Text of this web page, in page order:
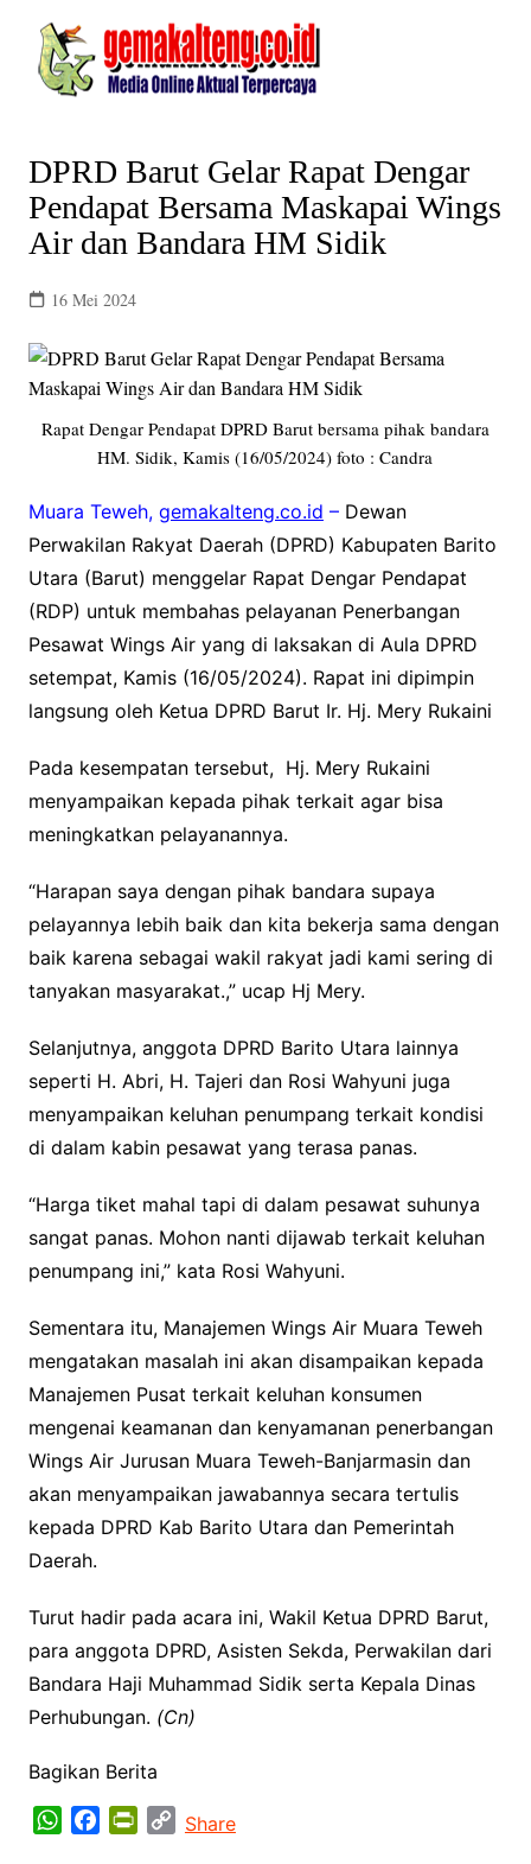
content
DPRD Barut Gelar Rapat Dengar
Pendapat Bersama Maskapai Wings
Air dan Bandara HM Sidik
16 Mei 2024
Rapat Dengar Pendapat DPRD Barut bersama pihak bandara
HM. Sidik, Kamis (16/05/2024) foto : Candra
Muara Teweh, gemakalteng.co.id –Dewan
Perwakilan Rakyat Daerah (DPRD) Kabupaten Barito
Utara (Barut) menggelar Rapat Dengar Pendapat
(RDP) untuk membahas pelayanan Penerbangan
Pesawat Wings Air yang di laksakan di Aula DPRD
setempat, Kamis (16/05/2024). Rapat ini dipimpin
langsung oleh Ketua DPRD Barut Ir. Hj. Mery Rukaini
Pada kesempatan tersebut, Hj. Mery Rukaini
menyampaikan kepada pihak terkait agar bisa
meningkatkan pelayanannya.
“Harapan saya dengan pihak bandara supaya
pelayannya lebih baik dan kita bekerja sama dengan
baik karena sebagai wakil rakyat jadi kami sering di
tanyakan masyarakat.,” ucap Hj Mery.
Selanjutnya, anggota DPRD Barito Utara lainnya
seperti H. Abri, H. Tajeri dan Rosi Wahyuni juga
menyampaikan keluhan penumpang terkait kondisi
di dalam kabin pesawat yang terasa panas.
“Harga tiket mahal tapi di dalam pesawat suhunya
sangat panas. Mohon nanti dijawab terkait keluhan
penumpang ini,” kata Rosi Wahyuni.
Sementara itu, Manajemen Wings Air Muara Teweh
mengatakan masalah ini akan disampaikan kepada
Manajemen Pusat terkait keluhan konsumen
mengenai keamanan dan kenyamanan penerbangan
Wings Air Jurusan Muara Teweh-Banjarmasin dan
akan menyampaikan jawabannya secara tertulis
kepada DPRD Kab Barito Utara dan Pemerintah
Daerah.
Turut hadir pada acara ini, Wakil Ketua DPRD Barut,
para anggota DPRD, Asisten Sekda, Perwakilan dari
Bandara Haji Muhammad Sidik serta Kepala Dinas
Perhubungan. (Cn)
Bagikan Berita
W
CShare